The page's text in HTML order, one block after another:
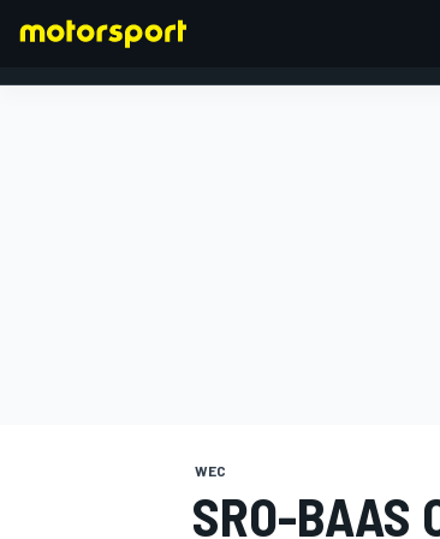
WEC
SRO-BAAS